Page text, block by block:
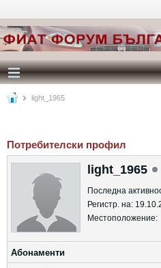
light_1965
Потребителски профил
light_1965
Последна
Регистр. на:
Местоположение:
Абонаменти